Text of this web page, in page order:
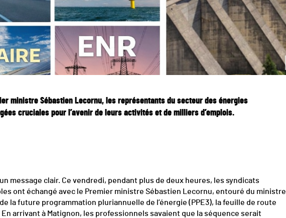
ministre Sébastien Lecornu, les représentants du secteur des énergies
cruciales pour l’avenir de leurs activités et de milliers d’emplois.
message clair. Ce vendredi, pendant plus de deux heures, les syndicats
ont échangé avec le Premier ministre Sébastien Lecornu, entouré du ministre
la future programmation pluriannuelle de l’énergie (PPE3), la feuille de route
arrivant à Matignon, les professionnels savaient que la séquence serait